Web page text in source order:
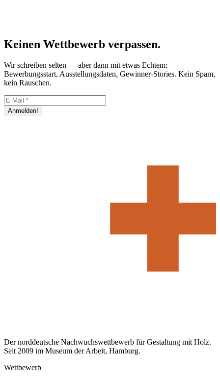
Keinen Wettbewerb verpassen.
Wir schreiben selten — aber dann mit etwas Echtem:
Bewerbungsstart, Ausstellungsdaten, Gewinner-Stories. Kein Spam,
kein Rauschen.
Der norddeutsche Nachwuchswettbewerb für Gestaltung mit Holz.
Seit 2009 im Museum der Arbeit, Hamburg.
Wettbewerb